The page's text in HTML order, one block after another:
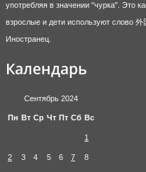
употребляя в значении "чурка". Это
взрослые и дети используют слово
Иностранец.
Календарь
Сентябрь 2024
Пн Вт Ср Чт Пт Сб Вс
1
2 3 4 5 6 7 8